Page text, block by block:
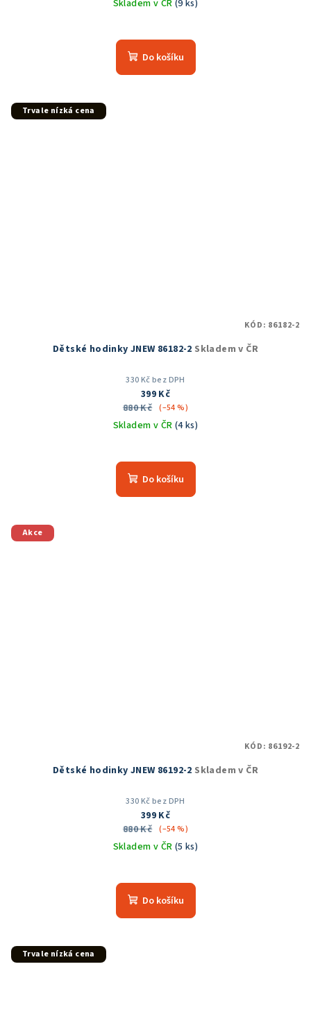
Skladem v ČR (9 ks)
Do košíku
Trvale nízká cena
Dětské hodinky JNEW 86182-2 Skladem v ČR
330 Kč bez DPH
399 Kč
880 Kč (–54 %)
Skladem v ČR (4 ks)
Do košíku
KÓD: 86182-2
Akce
Dětské hodinky JNEW 86192-2 Skladem v ČR
330 Kč bez DPH
399 Kč
880 Kč (–54 %)
Skladem v ČR (5 ks)
Do košíku
KÓD: 86192-2
Trvale nízká cena